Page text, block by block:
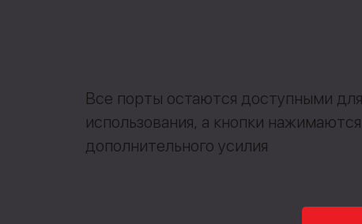
Все порты остаются доступными для
использования, а кнопки
дополнительного усилия